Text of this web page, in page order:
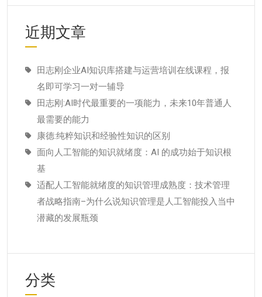
近期文章
田志刚企业AI知识库搭建与运营培训在线课程，报
名即可学习一对一辅导
田志刚:AI时代最重要的一项能力，未来10年普通人
最需要的能力
康德:纯粹知识和经验性知识的区别
面向人工智能的知识就绪度：AI 的成功始于知识根
基
适配人工智能就绪度的知识管理成熟度：技术管理
者战略指南–为什么说知识管理是人工智能投入当中
潜藏的发展瓶颈
分类